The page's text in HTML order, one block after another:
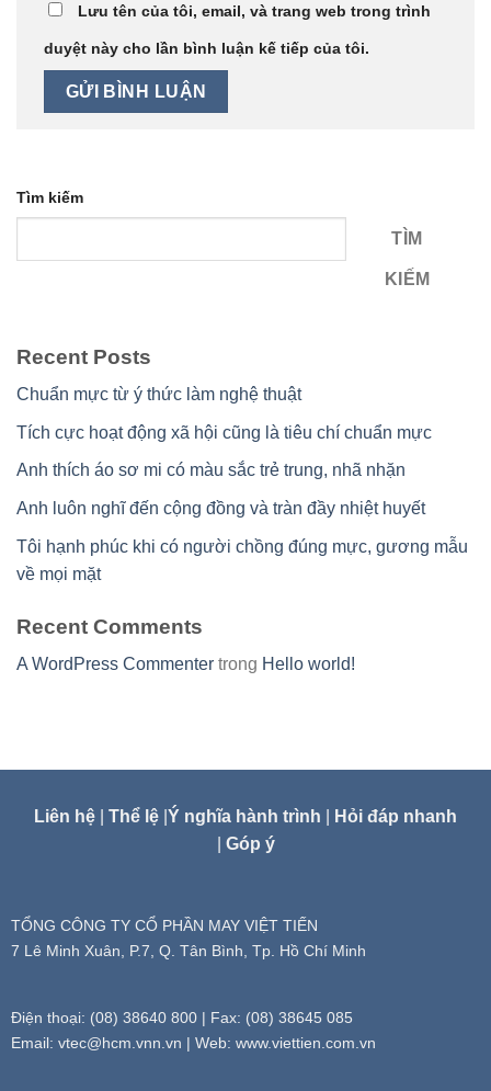
Lưu tên của tôi, email, và trang web trong trình
duyệt này cho lần bình luận kế tiếp của tôi.
Tìm kiếm
TÌM
KIẾM
Recent Posts
Chuẩn mực từ ý thức làm nghệ thuật
Tích cực hoạt động xã hội cũng là tiêu chí chuẩn mực
Anh thích áo sơ mi có màu sắc trẻ trung, nhã nhặn
Anh luôn nghĩ đến cộng đồng và tràn đầy nhiệt huyết
Tôi hạnh phúc khi có người chồng đúng mực, gương mẫu
về mọi mặt
Recent Comments
A WordPress Commenter trong Hello world!
Liên hệ Thể lệ Ý nghĩa hành trình
Hỏi đáp nhanh
Góp ý
TỔNG CÔNG TY CỔ PHẦN MAY VIỆT TIẾN
7 Lê Minh Xuân, P.7, Q. Tân Bình, Tp. Hồ Chí Minh
Điện thoại: (08) 38640 800 | Fax: (08) 38645 085
Email: vtec@hcm.vnn.vn | Web: www.viettien.com.vn